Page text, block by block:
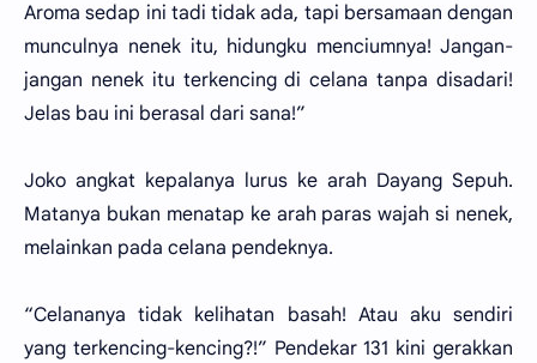
Aroma sedap ini tadi tidak ada, tapi bersamaan dengan
munculnya nenek itu, hidungku menciumnya! Jangan-
jangan nenek itu terkencing di celana tanpa disadari!
Jelas bau ini berasal dari sana!”
Joko angkat kepalanya lurus ke arah Dayang Sepuh.
Matanya bukan menatap ke arah paras wajah si nenek,
melainkan pada celana pendeknya.
“Celananya tidak kelihatan basah! Atau aku sendiri
yang terkencing-kencing?!” Pendekar 131 kini gerakkan